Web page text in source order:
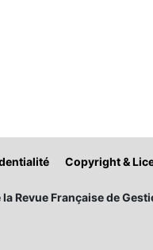
Copyright &
Revue Française de